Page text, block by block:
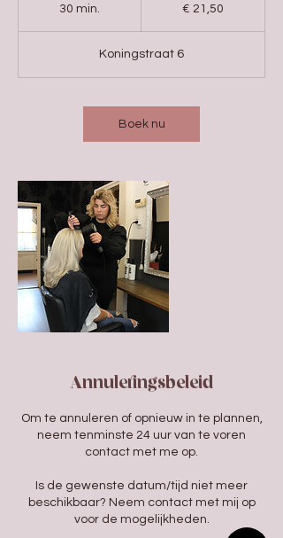
30 min.
i
n
€ 21,50
Koningstraat 6
Boek nu
Annuleringsbeleid
Om te annuleren of opnieuw in te plannen,
neem tenminste 24 uur van te voren
contact met me op.
Is de gewenste datum/tijd niet meer
beschikbaar? Neem contact met mij op
voor de mogelijkheden.